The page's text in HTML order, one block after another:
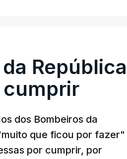
República
dos Bombeiros da
que ficou por fazer"
por cumprir, por